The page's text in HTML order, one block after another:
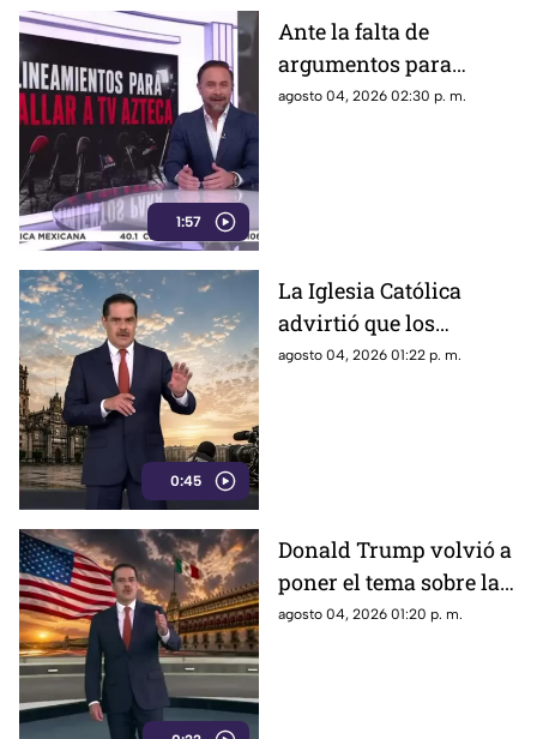
1:57
Ante la falta de
argumentos para
justificar lineamientos
agosto 04, 2026 02:30 p. m.
0:45
La Iglesia Católica
advirtió que los
lineamientos para la
agosto 04, 2026 01:22 p. m.
Donald Trump volvió a
poner el tema sobre la
mesa sobre la
agosto 04, 2026 01:20 p. m.